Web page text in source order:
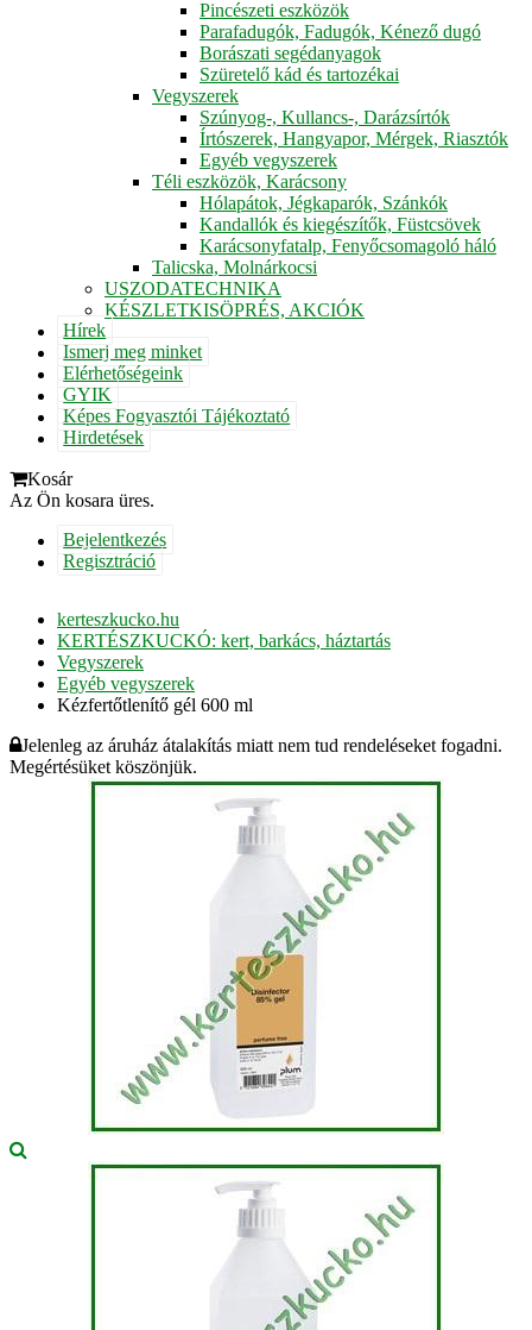
Pincészeti eszközök
Parafadugók, Fadugók, Kénező dugó
Borászati segédanyagok
Szüretelő kád és tartozékai
Vegyszerek
Szúnyog-, Kullancs-, Darázsírtók
Írtószerek, Hangyapor, Mérgek, Riasztók
Egyéb vegyszerek
Téli eszközök, Karácsony
Hólapátok, Jégkaparók, Szánkók
Kandallók és kiegészítők, Füstcsövek
Karácsonyfatalp, Fenyőcsomagoló háló
Talicska, Molnárkocsi
USZODATECHNIKA
KÉSZLETKISÖPRÉS, AKCIÓK
Hírek
Ismerj meg minket
Elérhetőségeink
GYIK
Képes Fogyasztói Tájékoztató
Hirdetések
Kosár
Az Ön kosara üres.
Bejelentkezés
Regisztráció
kerteszkucko.hu
KERTÉSZKUCKÓ: kert, barkács, háztartás
Vegyszerek
Egyéb vegyszerek
Kézfertőtlenítő gél 600 ml
Jelenleg az áruház átalakítás miatt nem tud rendeléseket fogadni.
Megértésüket köszönjük.